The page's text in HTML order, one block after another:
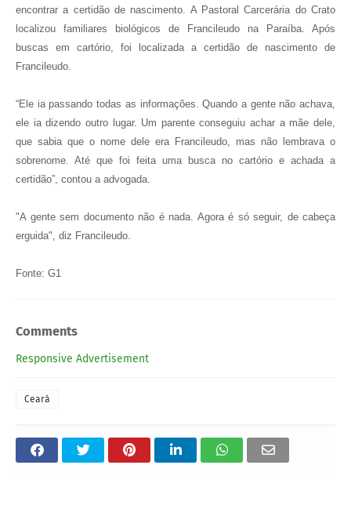
encontrar a certidão de nascimento. A Pastoral Carcerária do Crato
localizou familiares biológicos de Francileudo na Paraíba. Após
buscas em cartório, foi localizada a certidão de nascimento de
Francileudo.
“Ele ia passando todas as informações. Quando a gente não achava,
ele ia dizendo outro lugar. Um parente conseguiu achar a mãe dele,
que sabia que o nome dele era Francileudo, mas não lembrava o
sobrenome. Até que foi feita uma busca no cartório e achada a
certidão”, contou a advogada.
"A gente sem documento não é nada. Agora é só seguir, de cabeça
erguida", diz Francileudo.
Fonte: G1
Comments
Responsive Advertisement
Ceará